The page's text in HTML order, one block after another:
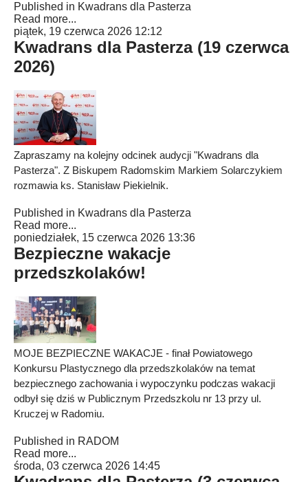
Published in Kwadrans dla Pasterza
Read more...
piątek, 19 czerwca 2026 12:12
Kwadrans dla Pasterza (19 czerwca
2026)
Zapraszamy na kolejny odcinek audycji "Kwadrans dla
Pasterza". Z Biskupem Radomskim Markiem Solarczykiem
rozmawia ks. Stanisław Piekielnik.
Published in Kwadrans dla Pasterza
Read more...
poniedziałek, 15 czerwca 2026 13:36
Bezpieczne wakacje
przedszkolaków!
MOJE BEZPIECZNE WAKACJE - finał Powiatowego
Konkursu Plastycznego dla przedszkolaków na temat
bezpiecznego zachowania i wypoczynku podczas wakacji
odbył się dziś w Publicznym Przedszkolu nr 13 przy ul.
Kruczej w Radomiu.
Published in RADOM
Read more...
środa, 03 czerwca 2026 14:45